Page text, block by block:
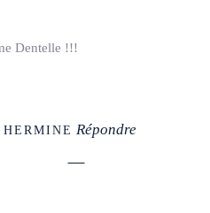
Dentelle !!!
Répondre